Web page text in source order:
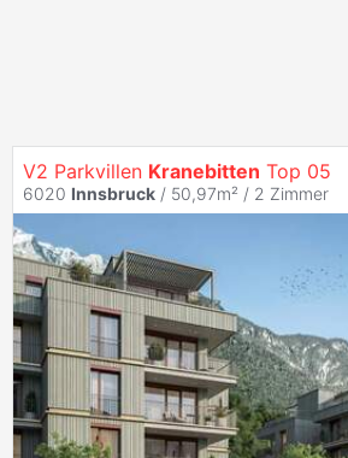
V2 Parkvillen Kranebitten Top 05
6020 Innsbruck / 50,97m² / 2 Zimmer